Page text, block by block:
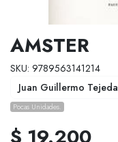
AMSTER
SKU: 9789563141214
Juan Guillermo Tejeda
Pocas Unidades.